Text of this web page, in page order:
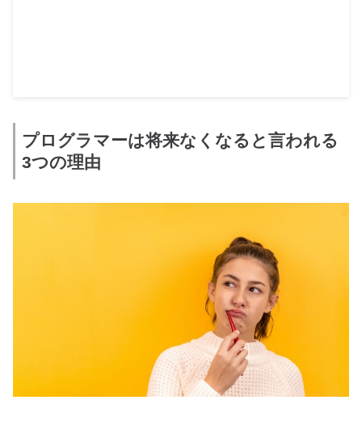
プログラマーは将来なくなると言われる
3つの理由